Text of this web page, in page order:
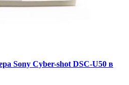
Sony Cyber-shot DSC-U50 в